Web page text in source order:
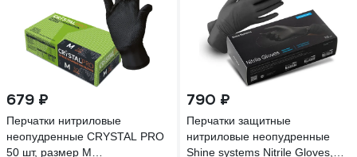
679 ₽
Перчатки нитриловые
неопудренные CRYSTAL PRO
50 шт, размер M
790 ₽
Перчатки защитные
нитриловые неопудренные
Shine systems Nitrile Gloves,